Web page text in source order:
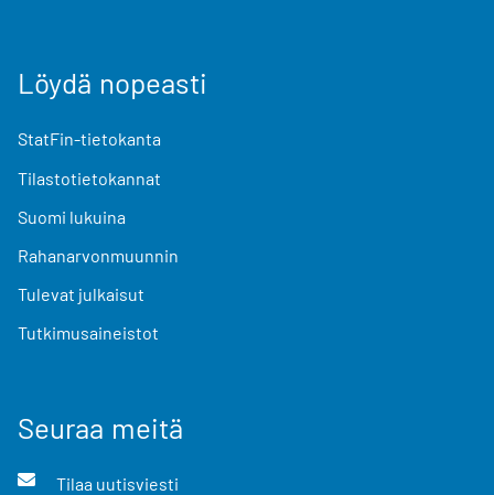
Löydä nopeasti
StatFin-tietokanta
Tilastotietokannat
Suomi lukuina
Rahanarvonmuunnin
Tulevat julkaisut
Tutkimusaineistot
Seuraa meitä
Tilaa uutisviesti